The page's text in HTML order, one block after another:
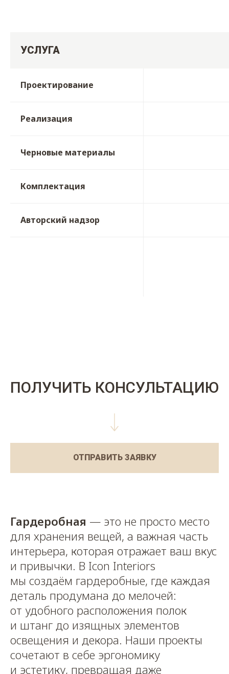
УСЛУГА
Проектирование
Реализация
Черновые материалы
Комплектация
Авторский надзор
ПОЛУЧИТЬ КОНСУЛЬТАЦИЮ
ОТПРАВИТЬ ЗАЯВКУ
Гардеробная — это не просто место
для хранения вещей, а важная часть
интерьера, которая отражает ваш вкус
и привычки. В Icon Interiors
мы создаём гардеробные, где каждая
деталь продумана до мелочей:
от удобного расположения полок
и штанг до изящных элементов
освещения и декора. Наши проекты
сочетают в себе эргономику
и эстетику, превращая даже